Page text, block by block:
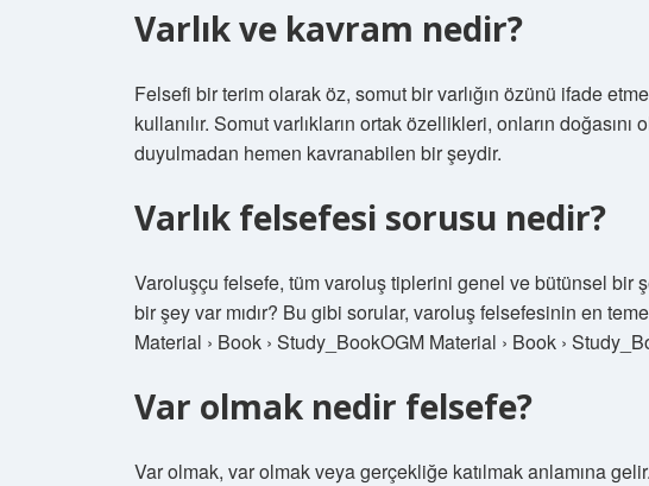
Varlık ve kavram nedir?
Felsefi bir terim olarak öz, somut bir varlığın özünü ifade
kullanılır. Somut varlıkların ortak özellikleri, onların
duyulmadan hemen kavranabilen bir şeydir.
Varlık felsefesi sorusu nedir?
Varoluşçu felsefe, tüm varoluş tiplerini genel ve bütünsel bir
bir şey var mıdır? Bu gibi sorular, varoluş felsefesinin en
Material › Book › Study_BookOGM Material › Book ›
Var olmak nedir felsefe?
Var olmak, var olmak veya gerçekliğe katılmak anlamına